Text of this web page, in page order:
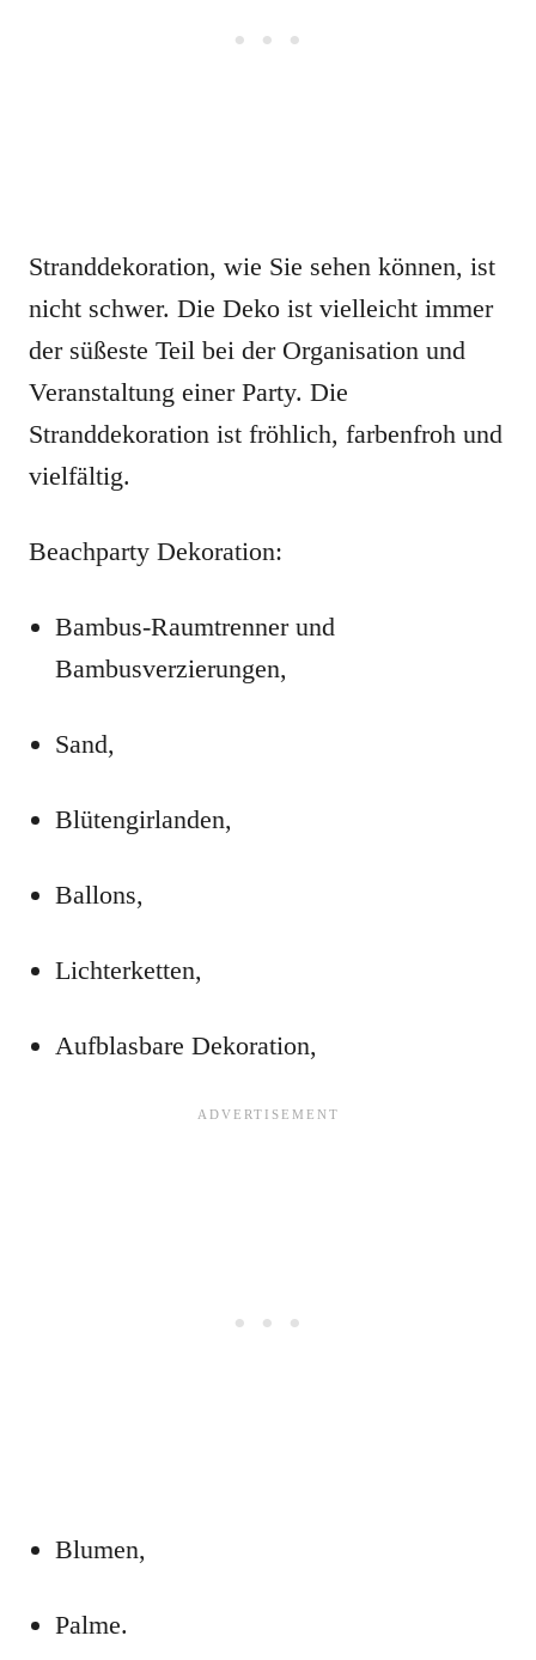
Stranddekoration, wie Sie sehen können, ist
nicht schwer. Die Deko ist vielleicht immer
der süßeste Teil bei der Organisation und
Veranstaltung einer Party. Die
Stranddekoration ist fröhlich, farbenfroh und
vielfältig.
Beachparty Dekoration:
Bambus-Raumtrenner und
Bambusverzierungen,
Sand,
Blütengirlanden,
Ballons,
Lichterketten,
Aufblasbare Dekoration,
Blumen,
Palme.